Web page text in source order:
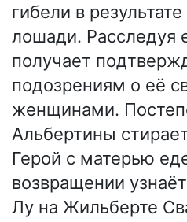
гибели в
лошади. Расследуя
получает
подозрениям о её
женщинами.
Альбертины
Герой с матерью
возвращении
Лу на Жильберте